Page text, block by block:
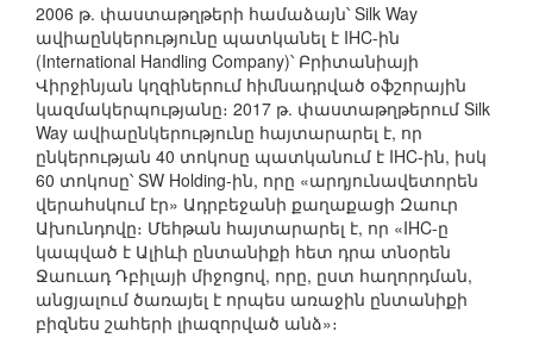
2006 թ. փաստաթղթերի համաձայն՝ Silk Way
ավիաընկերությունը պատկանել է IHC-ին
(International Handling Company)՝ Բրիտանիայի
Վիրջինյան կղզիներում հիմնադրված օֆշորային
կազմակերպությանը։ 2017 թ. փաստաթղթերում Silk
Way ավիաընկերությունը հայտարարել է, որ
ընկերության 40 տոկոսը պատկանում է IHC-ին, իսկ
60 տոկոսը՝ SW Holding-ին, որը «արդյունավետորեն
վերահսկում էր» Ադրբեջանի քաղաքացի Զաուր
Ախունդովը։ Մեհթան հայտարարել է, որ «IHC-ը
կապված է Ալիևի ընտանիքի հետ դրա տնօրեն
Ջաուադ Դբիլայի միջոցով, որը, ըստ հաղորդման,
անցյալում ծառայել է որպես առաջին ընտանիքի
բիզնես շահերի լիազորված անձ»։